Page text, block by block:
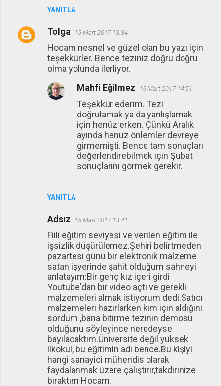
YANITLA
Tolga 15 Mart 2017 13:34
Hocam nesnel ve güzel olan bu yazı için
teșekkürler. Bence teziniz doğru doğru
olma yolunda ilerliyor.
YANITLA
Mahfi Eğilmez 15 Mart 2017 14:51
Teşekkür ederim. Tezi
doğrulamak ya da yanlışlamak
için henüz erken. Çünkü Aralık
ayında henüz önlemler devreye
girmemişti. Bence tam sonuçları
değerlendirebilmek için Şubat
sonuçlarını görmek gerekir.
Adsız 15 Mart 2017 13:41
Fiili eğitim seviyesi ve verilen eğitim ile
işsizlik düşürülemez.Şehiri belirtmeden
pazartesi günü bir elektronik malzeme
satan işyerinde şahit olduğum sahneyi
anlatayım:Bir genç kız içeri girdi
Youtube'dan bir video açtı ve gerekli
malzemeleri almak istiyorum dedi.Satıcı
malzemeleri hazırlarken kim için aldığını
sordum ,bana bitirme tezinin demosu
olduğunu söyleyince neredeyse
bayılacaktım.Üniversite değil yüksek
ilkokul, bu eğitimin adı bence.Bu kişiyi
hangi sanayici mühendis olarak
faydalanmak üzere çalıştırır,takdirinize
bıraktım Hocam.